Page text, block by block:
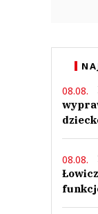
08.08.
08.08.